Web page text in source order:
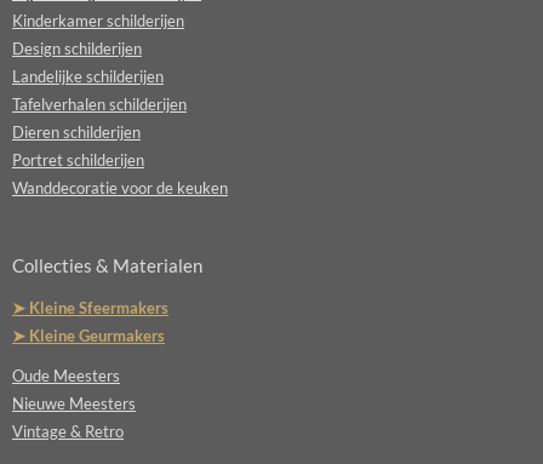
Kinderkamer schilderijen
Design schilderijen
Landelijke schilderijen
Tafelverhalen schilderijen
Dieren schilderijen
Portret schilderijen
Wanddecoratie voor de keuken
Collecties & Materialen
➤ Kleine Sfeermakers
➤ Kleine Geurmakers
Oude Meesters
Nieuwe Meesters
Vintage & Retro